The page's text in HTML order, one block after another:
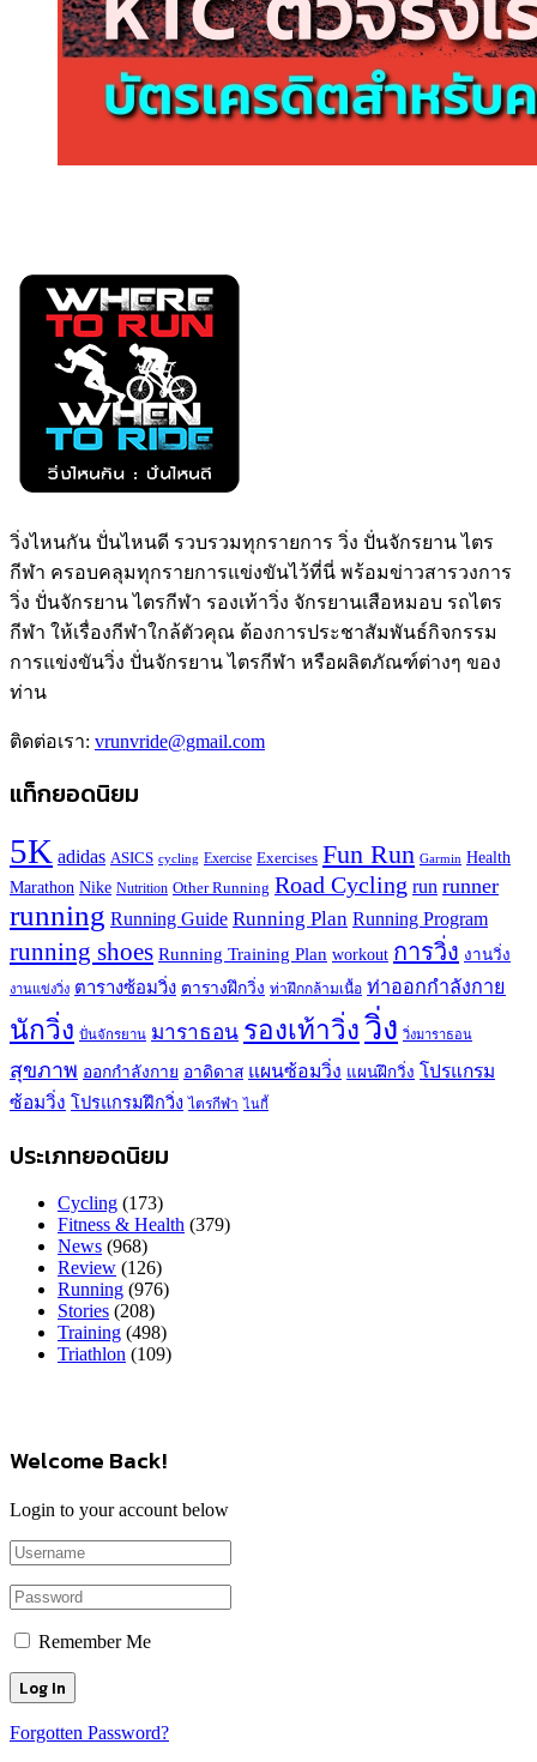
วิ่งไหนกัน ปั่นไหนดี รวบรวมทุกรายการ วิ่ง ปั่นจักรยาน ไตร
กีฬา ครอบคลุมทุกรายการแข่งขันไว้ที่นี่ พร้อมข่าวสารวงการ
วิ่ง ปั่นจักรยาน ไตรกีฬา รองเท้าวิ่ง จักรยานเสือหมอบ รถไตร
กีฬา ให้เรื่องกีฬาใกล้ตัวคุณ ต้องการประชาสัมพันธ์กิจกรรม
การแข่งขันวิ่ง ปั่นจักรยาน ไตรกีฬา หรือผลิตภัณฑ์ต่างๆ ของ
ท่าน
ติดต่อเรา: vrunvride@gmail.com
แท็กยอดนิยม
5K adidas ASICS cycling Exercise Exercises Fun Run Garmin Health
Marathon Nike Nutrition Other Running Road Cycling run runner
running Running Guide Running Plan Running Program
running shoes Running Training Plan workout การวิ่ง งานวิ่ง
งานแข่งวิ่ง ตารางซ้อมวิ่ง ตารางฝึกวิ่ง ท่าฝึกกล้ามเนื้อ ท่าออกกำลังกาย
นักวิ่ง ปั่นจักรยาน มาราธอน รองเท้าวิ่ง วิ่ง วิ่งมาราธอน
สุขภาพ ออกกำลังกาย อาดิดาส แผนซ้อมวิ่ง แผนฝึกวิ่ง โปรแกรม
ซ้อมวิ่ง โปรแกรมฝึกวิ่ง ไตรกีฬา ไนกี้
ประเภทยอดนิยม
Cycling (173)
Fitness & Health (379)
News (968)
Review (126)
Running (976)
Stories (208)
Training (498)
Triathlon (109)
Welcome Back!
Login to your account below
Remember Me
Forgotten Password?